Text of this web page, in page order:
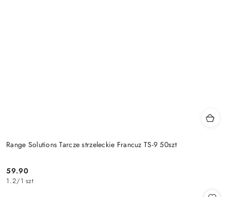
Range Solutions Tarcze strzeleckie Francuz TS-9 50szt
Cena:
59.90
1.2/1 szt